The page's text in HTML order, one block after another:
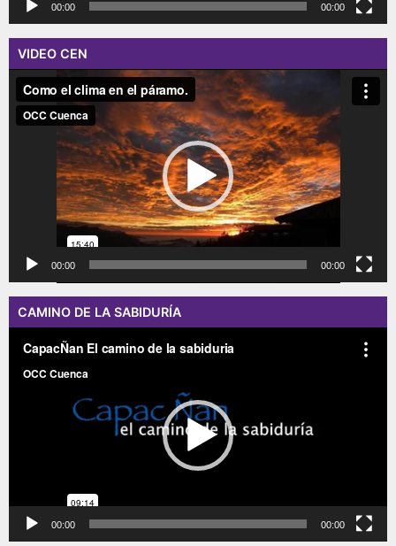
00:00 00:00
VIDEO CEN
Reproductor
vídeo
00:00 00:00
CAMINO DE LA SABIDURÍA
00:00 00:00